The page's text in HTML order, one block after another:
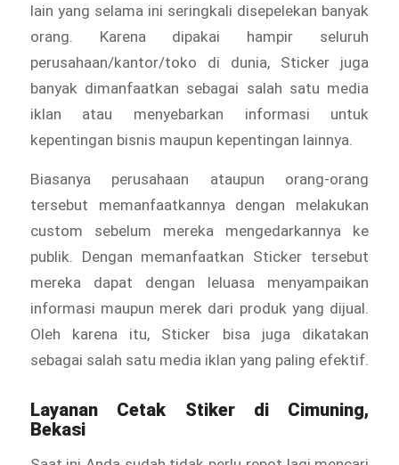
lain yang selama ini seringkali disepelekan banyak
orang. Karena dipakai hampir seluruh
perusahaan/kantor/toko di dunia, Sticker juga
banyak dimanfaatkan sebagai salah satu media
iklan atau menyebarkan informasi untuk
kepentingan bisnis maupun kepentingan lainnya.
Biasanya perusahaan ataupun orang-orang
tersebut memanfaatkannya dengan melakukan
custom sebelum mereka mengedarkannya ke
publik. Dengan memanfaatkan Sticker tersebut
mereka dapat dengan leluasa menyampaikan
informasi maupun merek dari produk yang dijual.
Oleh karena itu, Sticker bisa juga dikatakan
sebagai salah satu media iklan yang paling efektif.
Layanan Cetak Stikerdi Cimuning,
Bekasi